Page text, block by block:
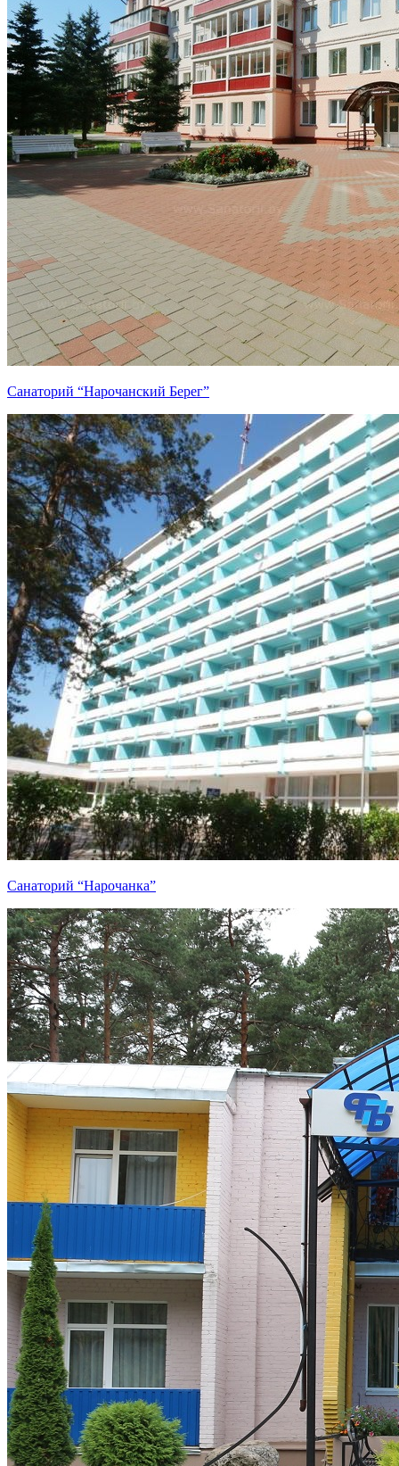
Санаторий “Нарочанский Берег”
Санаторий “Нарочанка”